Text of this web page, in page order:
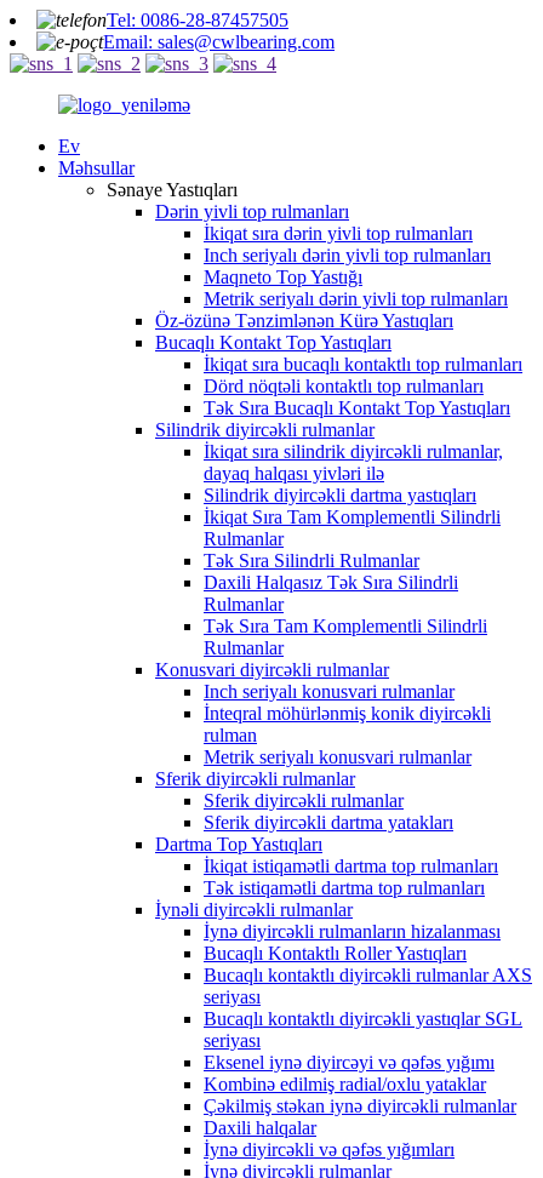
Tel: 0086-28-87457505
Email: sales@cwlbearing.com
Ev
Məhsullar
Sənaye Yastıqları
Dərin yivli top rulmanları
İkiqat sıra dərin yivli top rulmanları
Inch seriyalı dərin yivli top rulmanları
Maqneto Top Yastığı
Metrik seriyalı dərin yivli top rulmanları
Öz-özünə Tənzimlənən Kürə Yastıqları
Bucaqlı Kontakt Top Yastıqları
İkiqat sıra bucaqlı kontaktlı top rulmanları
Dörd nöqtəli kontaktlı top rulmanları
Tək Sıra Bucaqlı Kontakt Top Yastıqları
Silindrik diyircəkli rulmanlar
İkiqat sıra silindrik diyircəkli rulmanlar,
dayaq halqası yivləri ilə
Silindrik diyircəkli dartma yastıqları
İkiqat Sıra Tam Komplementli Silindrli
Rulmanlar
Tək Sıra Silindrli Rulmanlar
Daxili Halqasız Tək Sıra Silindrli
Rulmanlar
Tək Sıra Tam Komplementli Silindrli
Rulmanlar
Konusvari diyircəkli rulmanlar
Inch seriyalı konusvari rulmanlar
İnteqral möhürlənmiş konik diyircəkli
rulman
Metrik seriyalı konusvari rulmanlar
Sferik diyircəkli rulmanlar
Sferik diyircəkli rulmanlar
Sferik diyircəkli dartma yatakları
Dartma Top Yastıqları
İkiqat istiqamətli dartma top rulmanları
Tək istiqamətli dartma top rulmanları
İynəli diyircəkli rulmanlar
İynə diyircəkli rulmanların hizalanması
Bucaqlı Kontaktlı Roller Yastıqları
Bucaqlı kontaktlı diyircəkli rulmanlar AXS
seriyası
Bucaqlı kontaktlı diyircəkli yastıqlar SGL
seriyası
Eksenel iynə diyircəyi və qəfəs yığımı
Kombinə edilmiş radial/oxlu yataklar
Çəkilmiş stəkan iynə diyircəkli rulmanlar
Daxili halqalar
İynə diyircəkli və qəfəs yığımları
İynə diyircəkli rulmanlar